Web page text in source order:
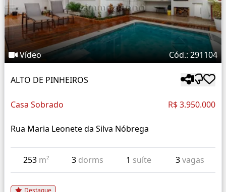
Vídeo Cód.: 291104
ALTO DE PINHEIROS
Casa Sobrado R$ 3.950.000
Rua Maria Leonete da Silva Nóbrega
253 m² 3 dorms 1 suíte 3vagas